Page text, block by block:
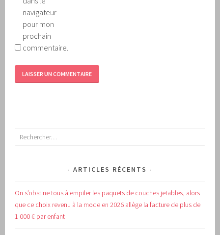
navigateur
pour mon
prochain
commentaire.
Rechercher :
ARTICLES RÉCENTS
On s’obstine tous à empiler les paquets de couches jetables, alors
que ce choix revenu à la mode en 2026 allège la facture de plus de
1 000 € par enfant